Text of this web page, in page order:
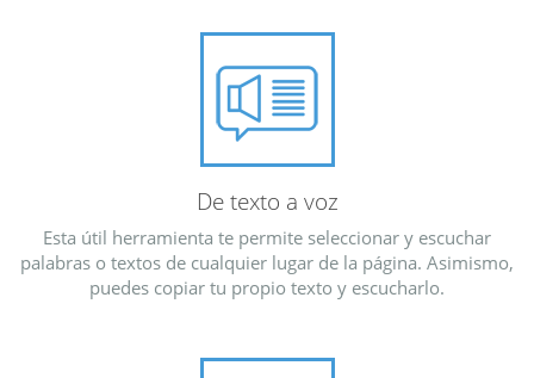
De texto a voz
Esta útil herramienta te permite seleccionar y escuchar
palabras o textos de cualquier lugar de la página. Asimismo,
puedes copiar tu propio texto y escucharlo.